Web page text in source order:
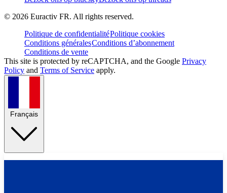
© 2026 Euractiv FR. All rights reserved.
Politique de confidentialitéPolitique cookies
Conditions généralesConditions d’abonnement
Conditions de vente
This site is protected by reCAPTCHA, and the Google Privacy
Policy and Terms of Service apply.
Français